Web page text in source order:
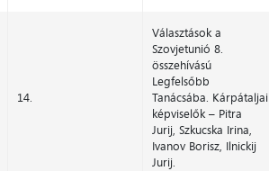
14.
Választások a
Szovjetunió 8.
összehívású
Legfelsőbb
Tanácsába. Kárpátaljai
képviselők – Pitra
Jurij, Szkucska Irina,
Ivanov Borisz, Ilnickij
Jurij.